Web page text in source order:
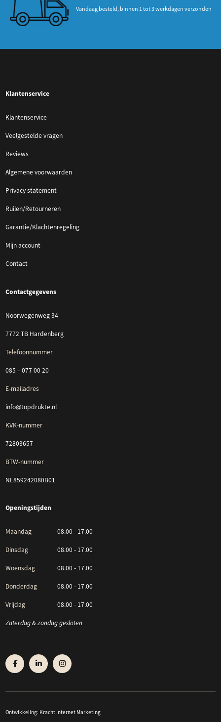
Vandaag besteld, binnen 1 tot 3 werkdagen verzonden
Klantenservice
Klantenservice
Veelgestelde vragen
Reviews
Algemene voorwaarden
Privacy statement
Ruilen/Retourneren
Garantie/Klachtenregeling
Mijn account
Contact
Contactgegevens
Noorwegenweg 34
7772 TB Hardenberg
Telefoonnummer
085 – 077 00 20
E-mailadres
info@topdrukte.nl
KVK-nummer
72803657
BTW-nummer
NL859242080B01
Openingstijden
Maandag 08.00 - 17.00
Dinsdag 08.00 - 17.00
Woensdag 08.00 - 17.00
Donderdag 08.00 - 17.00
Vrijdag 08.00 - 17.00
Zaterdag & zondag gesloten
Ontwikkeling: Kracht Internet Marketing